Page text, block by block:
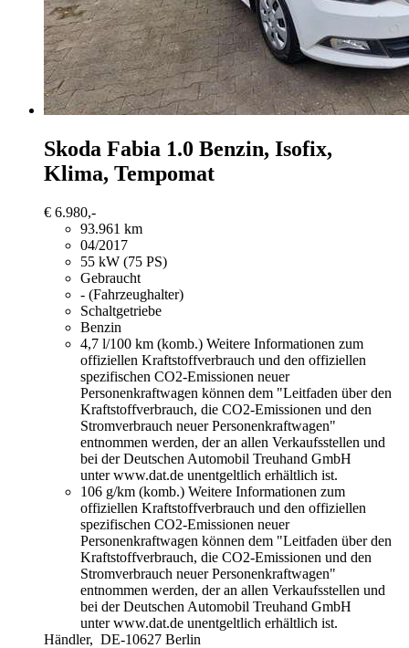
Skoda Fabia 1.0 Benzin, Isofix,
Klima, Tempomat
€ 6.980,-
93.961 km
04/2017
55 kW (75 PS)
Gebraucht
- (Fahrzeughalter)
Schaltgetriebe
Benzin
4,7 l/100 km (komb.) Weitere Informationen zum
offiziellen Kraftstoffverbrauch und den offiziellen
spezifischen CO2-Emissionen neuer
Personenkraftwagen können dem "Leitfaden über den
Kraftstoffverbrauch, die CO2-Emissionen und den
Stromverbrauch neuer Personenkraftwagen"
entnommen werden, der an allen Verkaufsstellen und
bei der Deutschen Automobil Treuhand GmbH
unter www.dat.de unentgeltlich erhältlich ist.
106 g/km (komb.) Weitere Informationen zum
offiziellen Kraftstoffverbrauch und den offiziellen
spezifischen CO2-Emissionen neuer
Personenkraftwagen können dem "Leitfaden über den
Kraftstoffverbrauch, die CO2-Emissionen und den
Stromverbrauch neuer Personenkraftwagen"
entnommen werden, der an allen Verkaufsstellen und
bei der Deutschen Automobil Treuhand GmbH
unter www.dat.de unentgeltlich erhältlich ist.
Händler, DE-10627 Berlin